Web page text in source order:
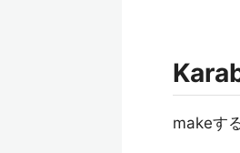
makeす